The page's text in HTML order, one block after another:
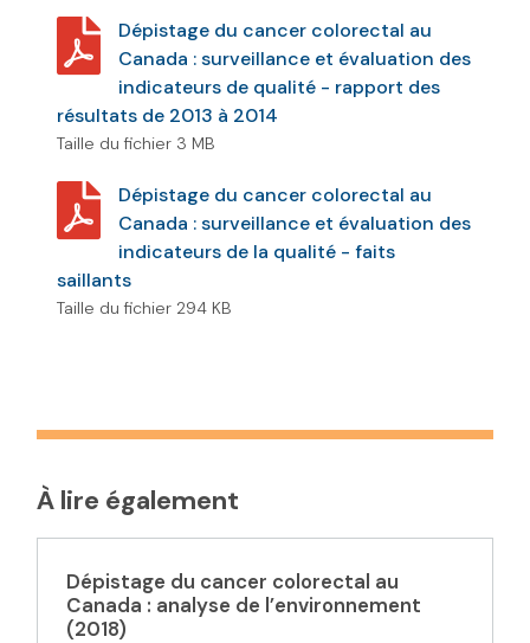
Dépistage du cancer colorectal au
Canada : surveillance et évaluation des
indicateurs de qualité - rapport des
résultats de 2013 à 2014
Taille du fichier 3 MB
Dépistage du cancer colorectal au
Canada : surveillance et évaluation des
indicateurs de la qualité - faits
saillants
Taille du fichier 294 KB
À lire également
Dépistage du cancer colorectal au
Canada : analyse de l’environnement
(2018)